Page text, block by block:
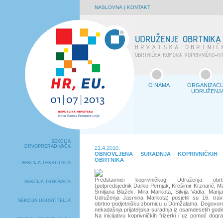
NASLOVNA | KONTAKT
O NAMA
SEKCIJA
DRVOPRERAĐIVAČA
SEKCIJA TEKSTILACA
SEKCIJA TRGOVACA
SEKCIJA UGOSTITELJA
21.4.2010.
OBNOVLJENA SURADNJA
OBRTNIKA
Predstavnici koprivničkog Udruženja
(potpredsjednik Darko Pernjak, Krešimir Krznarić,
Smiljana Blažek, Mira Markota, Silvija Vadla,
Udruženja Jasmina Markota) posjetili su 16.
obrtno-podjetnišku zbornicu u Domžalama.
nekadašnja prijateljska suradnja iz osamdesetih
Na inicijativu koprivničkih frizerki i uz pomoć